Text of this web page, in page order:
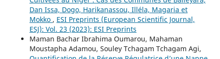
Dan Issa, Dogo, Harikanassou, Illéla, Magaria et
Mokko , ESI Preprints (European Scientific Journal,
ESJ): Vol. 23 (2023): ESI Preprints
Maman Bachar Ibrahima Oumarou, Mahaman
Moustapha Adamou, Souley Tchagam Tchagam Agi,